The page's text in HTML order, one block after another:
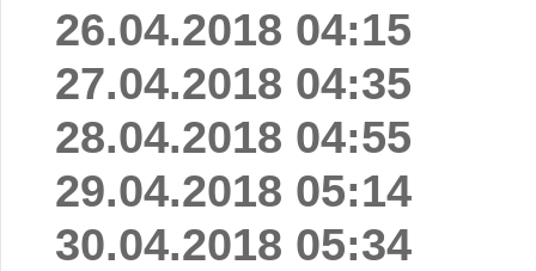
26.04.2018 04:15
27.04.2018 04:35
28.04.2018 04:55
29.04.2018 05:14
30.04.2018 05:34